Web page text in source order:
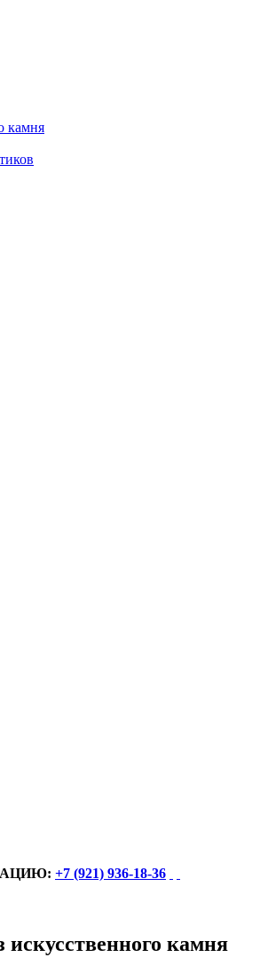
камня
+7 (921) 936-18-36
камня